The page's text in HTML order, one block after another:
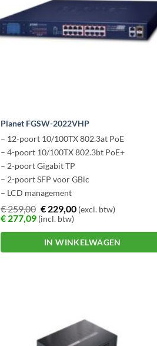
Planet FGSW-2022VHP
– 12-poort 10/100TX 802.3at PoE
– 4-poort 10/100TX 802.3bt PoE+
– 2-poort Gigabit TP
– 2-poort SFP voor GBic
– LCD management
€259,00 €229,00(excl. btw)
€ 277,09 (incl. btw)
IN WINKELWAGEN